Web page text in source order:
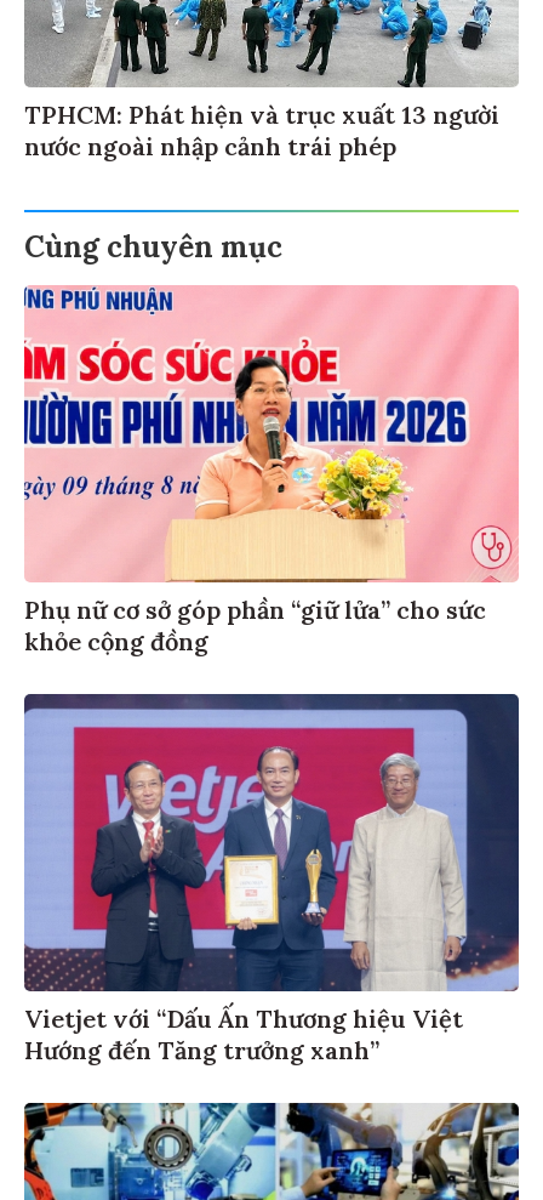
TPHCM: Phát hiện và trục xuất 13 người
nước ngoài nhập cảnh trái phép
Cùng chuyên mục
Phụ nữ cơ sở góp phần “giữ lửa” cho sức
khỏe cộng đồng
Vietjet với “Dấu Ấn Thương hiệu Việt
Hướng đến Tăng trưởng xanh”